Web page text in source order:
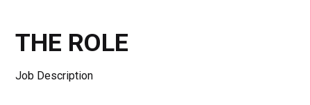
THE ROLE
Job Description